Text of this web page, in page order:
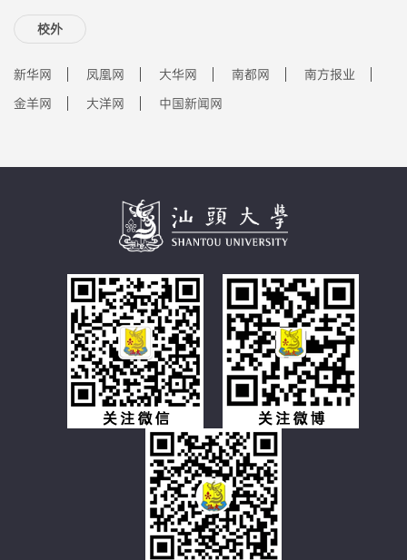
校外
新华网 凤凰网 大华网 南都网
南方报业
金羊网
大洋网 中国新闻网